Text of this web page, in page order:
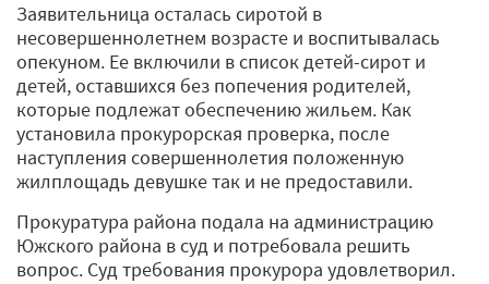
Заявительница осталась сиротой в
несовершеннолетнем возрасте и воспитывалась
опекуном. Ее включили в список детей-сирот и
детей, оставшихся без попечения родителей,
которые подлежат обеспечению жильем. Как
установила прокурорская проверка, после
наступления совершеннолетия положенную
жилплощадь девушке так и не предоставили.
Прокуратура района подала на администрацию
Южского района в суд и потребовала решить
вопрос. Суд требования прокурора удовлетворил.